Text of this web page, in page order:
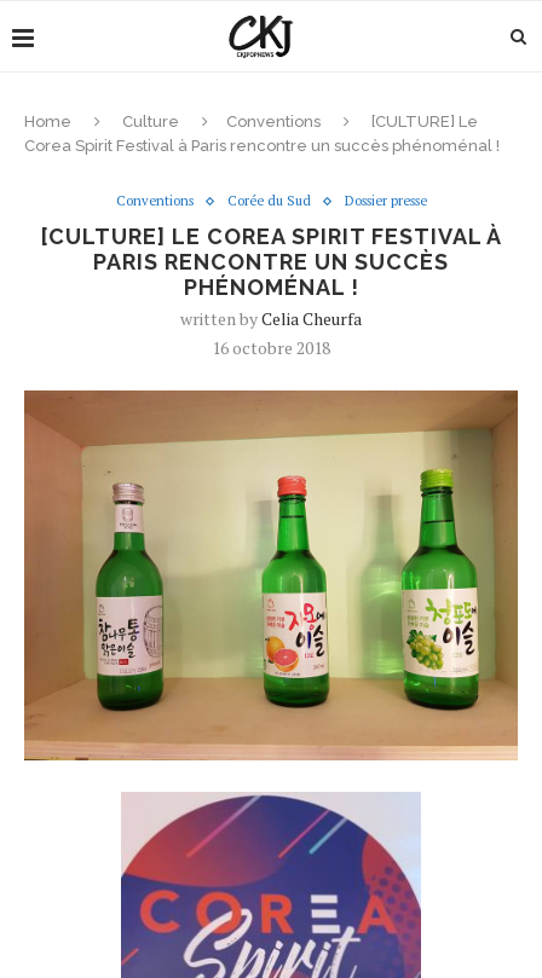
Home Culture Conventions
[CULTURE] Le
Corea Spirit Festival à Paris rencontre un succès phénoménal !
Conventions Corée du Sud Dossier presse
[CULTURE] LE COREA SPIRIT FESTIVAL À
PARIS RENCONTRE UN SUCCÈS
PHÉNOMÉNAL !
written byCelia Cheurfa
16 octobre 2018